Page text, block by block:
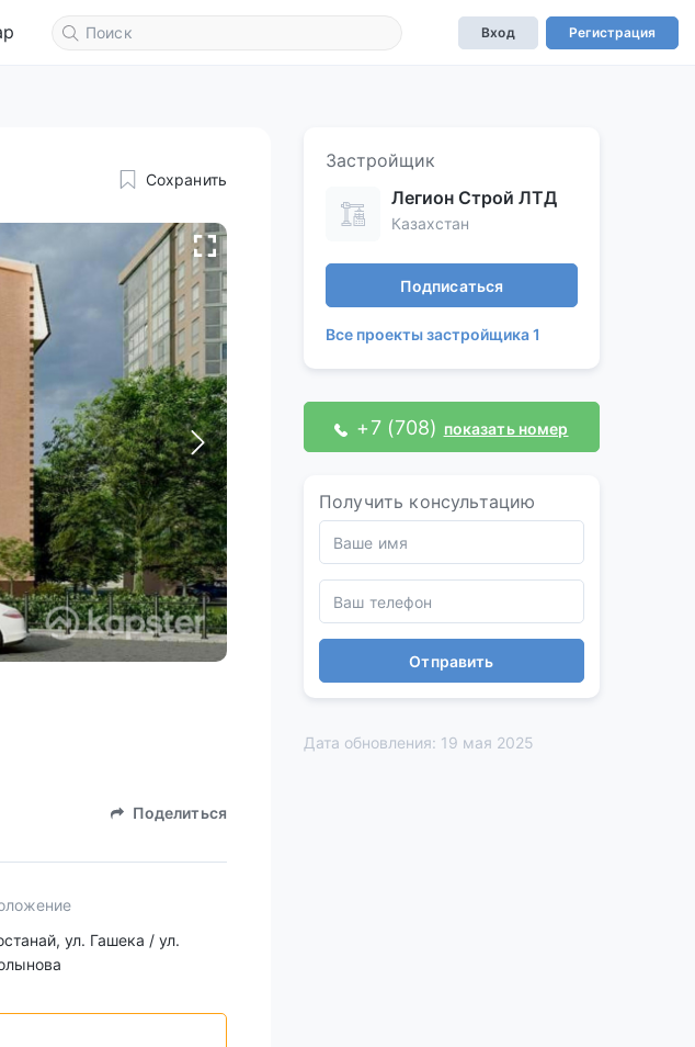
Вход Регистрация
Сохранить
Поделиться
ул. Гашека / ул.
Застройщик
Легион Строй ЛТД
Казахстан
Подписаться
Все проекты застройщика 1
+7 (708) показать номер
Получить консультацию
Отправить
Дата обновления: 19 мая 2025